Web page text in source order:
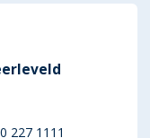
227 1111